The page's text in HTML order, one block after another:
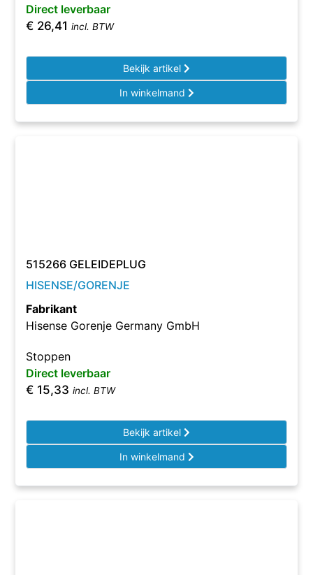
Direct leverbaar
€ 26,41 incl. BTW
Bekijk artikel
In winkelmand
515266 GELEIDEPLUG
HISENSE/GORENJE
Fabrikant
Hisense Gorenje Germany GmbH
Stoppen
Direct leverbaar
€ 15,33 incl. BTW
Bekijk artikel
In winkelmand